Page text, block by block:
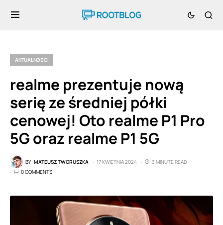
AKTUALNOŚCI
realme prezentuje nową
serię ze średniej półki
cenowej! Oto realme P1 Pro
5G oraz realme P1 5G
BY MATEUSZ TWORUSZKA 17 KWIETNIA 2024
3 MINUTE READ
0 COMMENTS